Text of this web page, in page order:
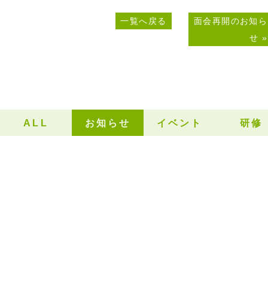
一覧へ戻る
面会再開のお知ら
せ »
ALL お知らせ イベント 研修